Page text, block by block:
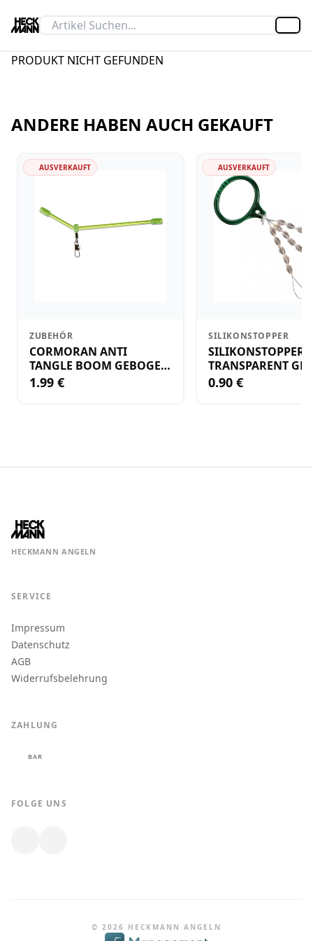
PRODUKT NICHT GEFUNDEN
ANDERE HABEN AUCH GEKAUFT
AUSVERKAUFT
ZUBEHÖR
CORMORAN ANTI
TANGLE BOOM GEBOGEN
12CM M.WIRBEL(PLASTIK)
1.99 €
AUSVERKAUFT
SILIKONSTOPPER
SILIKONSTOPPER
TRANSPARENT
KLEIN
0.90 €
HECKMANN ANGELN
SERVICE
Impressum
Datenschutz
AGB
Widerrufsbelehrung
ZAHLUNG
BAR
FOLGE UNS
© 2026 HECKMANN ANGELN